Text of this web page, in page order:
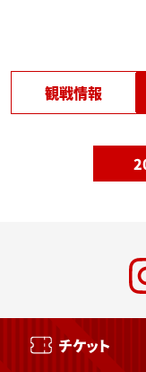
観戦情報
チケット